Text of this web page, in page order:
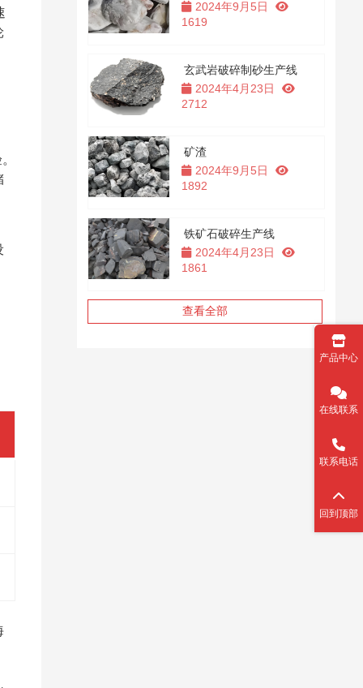
2024年9月5日
1619
玄武岩破碎制砂生产线
2024年4月23日
2712
矿渣
2024年9月5日
1892
铁矿石破碎生产线
2024年4月23日
1861
查看全部
产品中心
在线联系
联系电话
回到顶部